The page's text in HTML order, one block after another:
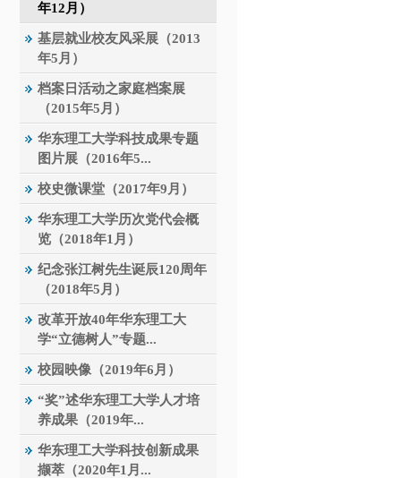
年12月）
基层就业校友风采展（2013
年5月）
档案日活动之家庭档案展
（2015年5月）
华东理工大学科技成果专题
图片展（2016年5...
校史微课堂（2017年9月）
华东理工大学历次党代会概
览（2018年1月）
纪念张江树先生诞辰120周年
（2018年5月）
改革开放40年华东理工大
学“立德树人”专题...
校园映像（2019年6月）
“奖”述华东理工大学人才培
养成果（2019年...
华东理工大学科技创新成果
撷萃（2020年1月...